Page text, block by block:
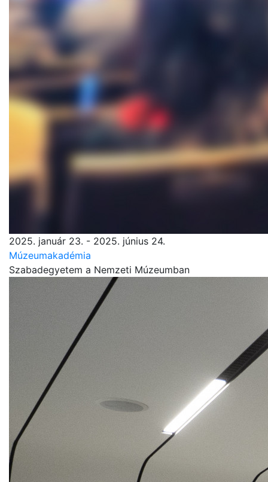
2025. január 23. - 2025. június 24.
Múzeumakadémia
Szabadegyetem a Nemzeti Múzeumban